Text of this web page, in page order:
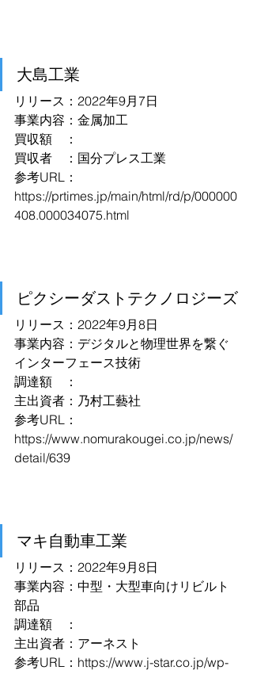
大島工業
リリース：2022年9月7日
事業内容：金属加工
買収額　：
買収者　：国分プレス工業
参考URL：
https://prtimes.jp/main/html/rd/p/000000
408.000034075.html
ピクシーダストテクノロジーズ
リリース：2022年9月8日
事業内容：デジタルと物理世界を繋ぐ
インターフェース技術
調達額　：
主出資者：乃村工藝社
参考URL：
https://www.nomurakougei.co.jp/news/
detail/639
マキ自動車工業
リリース：2022年9月8日
事業内容：中型・大型車向けリビルト
部品
調達額　：
主出資者：アーネスト
参考URL： https://www.j-star.co.jp/wp-